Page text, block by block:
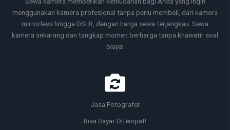
menggunakan kamera profesional tanpa perlu membeli, dari kamera
mirrorless hingga DSLR, dengan harga sewa terjangkau. Sewa
kamera sekarang dan tangkap momen berharga tanpa khawatir soal
biaya!
Jasa Fotografer
Bisa Bayar Ditempat!